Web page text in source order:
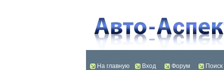
На главную Вход Форум Поиск